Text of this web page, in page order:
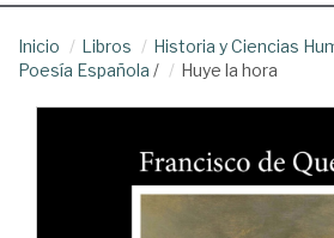
Inicio Libros Historia y Ciencias
Poesía Española / Huye la hora